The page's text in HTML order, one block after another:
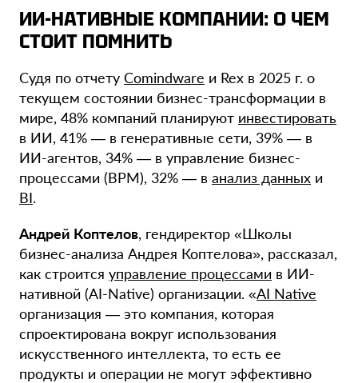
ИИ-НАТИВНЫЕ КОМПАНИИ: О ЧЕМ
СТОИТ ПОМНИТЬ
Судя по отчету Comindware и Rex в 2025 г. о
текущем состоянии бизнес-трансформации в
мире, 48% компаний планируют инвестировать
в ИИ, 41% — в генеративные сети, 39% — в
ИИ-агентов, 34% — в управление бизнес-
процессами (BPM), 32% — в анализ данных и
BI.
Андрей Коптелов, гендиректор «Школы
бизнес-анализа Андрея Коптелова», рассказал,
как строится управление процессами в ИИ-
нативной (AI-Native) организации. «AI Native
организация — это компания, которая
спроектирована вокруг использования
искусственного интеллекта, то есть ее
продукты и операции не могут эффективно